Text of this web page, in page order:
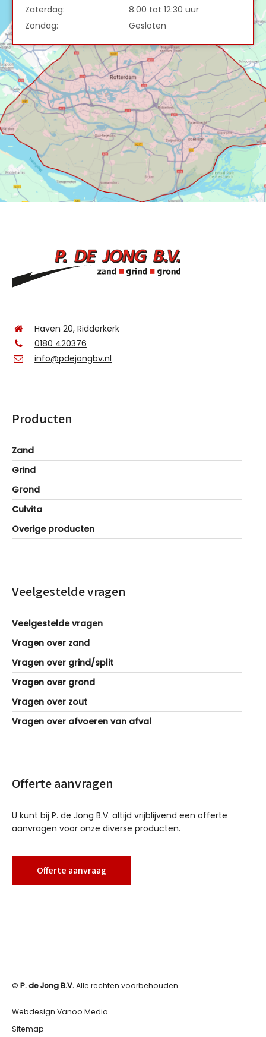
Zaterdag:
8.00 tot 12:30 uur
Zondag:
Gesloten
Haven 20, Ridderkerk
0180 420376
info@pdejongbv.nl
Producten
Zand
Grind
Grond
Culvita
Overige producten
Veelgestelde vragen
Veelgestelde vragen
Vragen over zand
Vragen over grind/split
Vragen over grond
Vragen over zout
Vragen over afvoeren van afval
Offerte aanvragen
U kunt bij P. de Jong B.V. altijd vrijblijvend een offerte
aanvragen voor onze diverse producten.
Offerte aanvraag
© P. de Jong B.V.Alle rechten voorbehouden.
Webdesign Vanoo Media
Sitemap